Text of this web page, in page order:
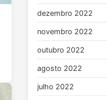
dezembro 2022
novembro 2022
outubro 2022
agosto 2022
julho 2022